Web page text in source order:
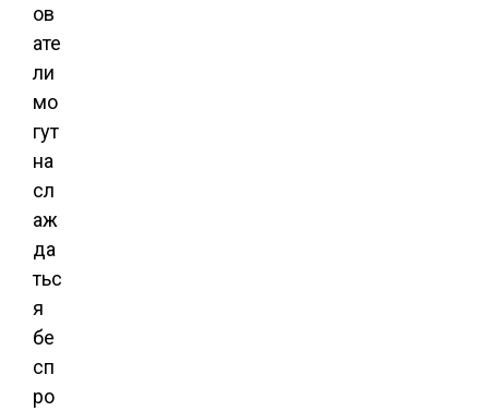
ов
ате
ли
мо
гут
на
сл
аж
да
тьс
я
бе
сп
ро